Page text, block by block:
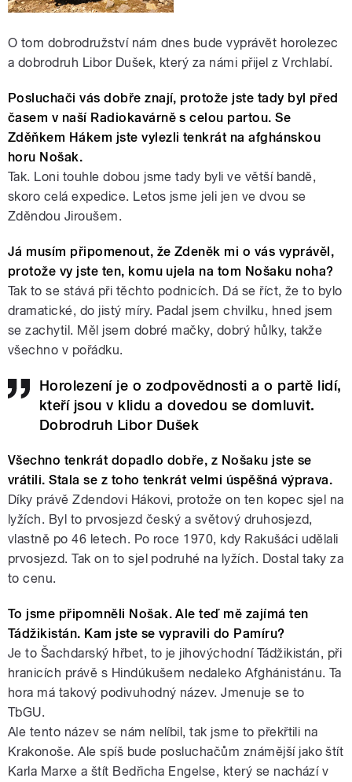
O tom dobrodružství nám dnes bude vyprávět horolezec
a dobrodruh Libor Dušek, který za námi přijel z Vrchlabí.
Posluchači vás dobře znají, protože jste tady byl před
časem v naší Radiokavárně s celou partou. Se
Zděňkem Hákem jste vylezli tenkrát na afghánskou
horu Nošak.
Tak. Loni touhle dobou jsme tady byli ve větší bandě,
skoro celá expedice. Letos jsme jeli jen ve dvou se
Zděndou Jiroušem.
Já musím připomenout, že Zdeněk mi o vás vyprávěl,
protože vy jste ten, komu ujela na tom Nošaku noha?
Tak to se stává při těchto podnicích. Dá se říct, že to bylo
dramatické, do jistý míry. Padal jsem chvilku, hned jsem
se zachytil. Měl jsem dobré mačky, dobrý hůlky, takže
všechno v pořádku.
Horolezení je o zodpovědnosti a o partě lidí,
kteří jsou v klidu a dovedou se domluvit.
Dobrodruh Libor Dušek
Všechno tenkrát dopadlo dobře, z Nošaku jste se
vrátili. Stala se z toho tenkrát velmi úspěšná výprava.
Díky právě Zdendovi Hákovi, protože on ten kopec sjel na
lyžích. Byl to prvosjezd český a světový druhosjezd,
vlastně po 46 letech. Po roce 1970, kdy Rakušáci udělali
prvosjezd. Tak on to sjel podruhé na lyžích. Dostal taky za
to cenu.
To jsme připomněli Nošak. Ale teď mě zajímá ten
Tádžikistán. Kam jste se vypravili do Pamíru?
Je to Šachdarský hřbet, to je jihovýchodní Tádžikistán, při
hranicích právě s Hindúkušem nedaleko Afghánistánu. Ta
hora má takový podivuhodný název. Jmenuje se to
TbGU.
Ale tento název se nám nelíbil, tak jsme to překřtili na
Krakonoše. Ale spíš bude posluchačům známější jako štít
Karla Marxe a štít Bedřicha Engelse, který se nachází v